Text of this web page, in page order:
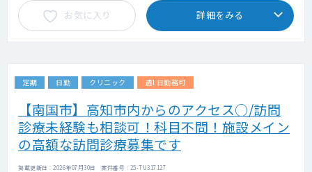
お気に入り 詳細をみる
定期 日勤 クリニック 週1日勤務可
【南国市】高知市内からのアクセス○/訪問
診療未経験も相談可！科目不問！施設メイン
の高額な訪問診療募集です
掲載更新日 : 2026年07月30日 案件番号 : 25-TU317127